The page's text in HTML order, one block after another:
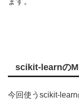
scikit-learnの
今回使うscikit-